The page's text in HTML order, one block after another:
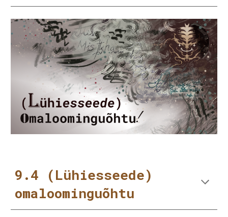
9.4 (Lühiesseede)
omaloominguõhtu